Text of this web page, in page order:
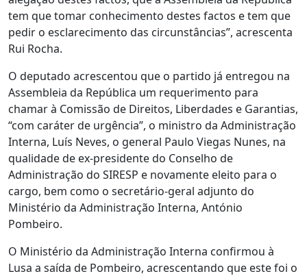
tem que tomar conhecimento destes factos e tem que
pedir o esclarecimento das circunstâncias”, acrescenta
Rui Rocha.
O deputado acrescentou que o partido já entregou na
Assembleia da República um requerimento para
chamar à Comissão de Direitos, Liberdades e Garantias,
“com caráter de urgência”, o ministro da Administração
Interna, Luís Neves, o general Paulo Viegas Nunes, na
qualidade de ex-presidente do Conselho de
Administração do SIRESP e novamente eleito para o
cargo, bem como o secretário-geral adjunto do
Ministério da Administração Interna, António
Pombeiro.
O Ministério da Administração Interna confirmou à
Lusa a saída de Pombeiro, acrescentando que este foi o